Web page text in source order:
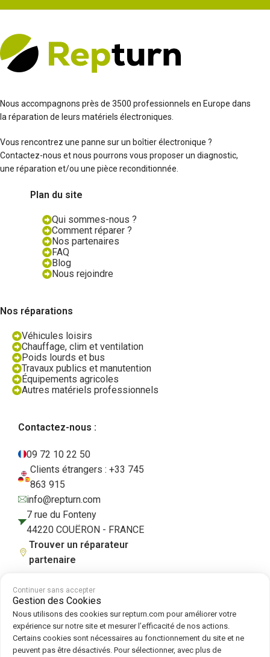
Nous accompagnons près de 3500 professionnels en Europe dans
la réparation de leurs matériels électroniques.
Vous rencontrez une panne sur un boîtier électronique ?
Contactez-nous et nous pourrons vous proposer un diagnostic,
une réparation et/ou une pièce reconditionnée.
Plan du site
Qui sommes-nous ?
Comment réparer ?
Nos partenaires
FAQ
Blog
Nous rejoindre
Nos réparations
Véhicules loisirs
Chauffage, clim et ventilation
Poids lourds et bus
Travaux publics et manutention
Équipements agricoles
Autres matériels professionnels
Contactez-nous :
09 72 10 22 50
Clients étrangers : +33 745
863 915
info@repturn.com
7 rue du Fonteny
44220 COUËRON - FRANCE
Trouver un réparateur
partenaire
CGV| Mentions légales Politique de confidentialité |Cookies
de cookies
Suivez-nous sur :
Continuer sans accepter
Gestion des Cookies
Nous utilisons des cookies sur repturn.com pour améliorer votre
expérience sur notre site et mesurer l’efficacité de nos actions.
Certains cookies sont nécessaires au fonctionnement du site et ne
peuvent pas être désactivés. Pour sélectionner, avec plus de